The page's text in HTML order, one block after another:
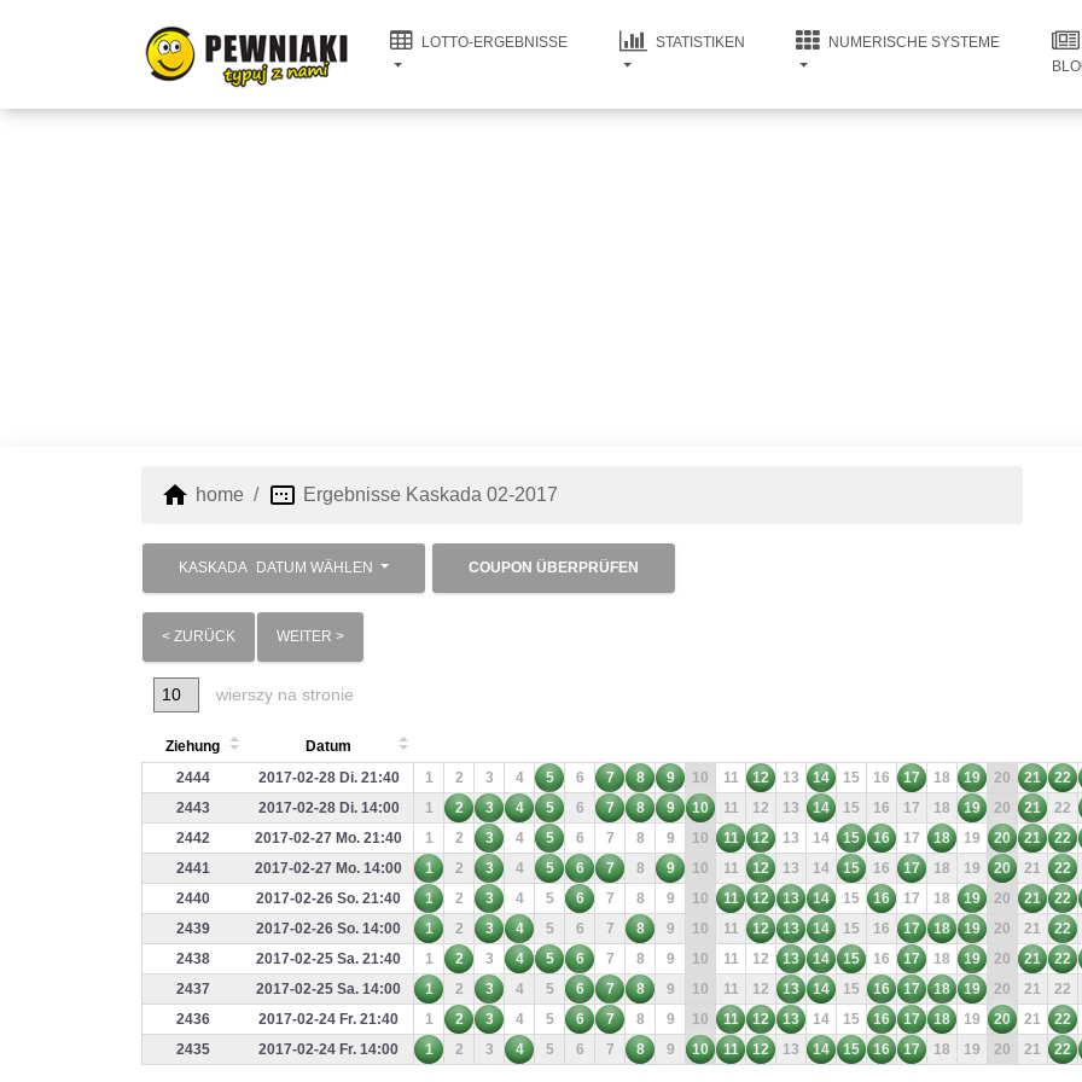
LOTTO-ERGEBNISSE STATISTIKEN
NUMERISCHE SYSTEME
home home image_aspect_ratio Ergebnisse Kaskada 02-2017
KASKADA DATUM WÄHLEN COUPON ÜBERPRÜFEN
< ZURÜCK WEITER >
wierszy na stronie
Ziehung
Datum
2444
2017-02-28 Di. 21:40 1 2 3 4 5 6 7 8 9 10 11 12 13 14 15 16 17 18 19 20 21 22
2443
2017-02-28 Di. 14:00 1 2 3 4 5 6 7 8 9 10 11 12 13 14 15 16 17 18 19 20 21 22
2442
2017-02-27 Mo. 21:40 1 2 3 4 5 6 7 8 9 10 11 12 13 14 15 16 17 18 19 20 21 22
2441
2017-02-27 Mo. 14:00 1 2 3 4 5 6 7 8 9 10 11 12 13 14 15 16 17 18 19 20 21 22
2440
2017-02-26 So. 21:40 1 2 3 4 5 6 7 8 9 10 11 12 13 14 15 16 17 18 19 20 21 22
2439
2017-02-26 So. 14:00 1 2 3 4 5 6 7 8 9 10 11 12 13 14 15 16 17 18 19 20 21 22
2438
2017-02-25 Sa. 21:40 1 2 3 4 5 6 7 8 9 10 11 12 13 14 15 16 17 18 19 20 21 22
2437
2017-02-25 Sa. 14:00 1 2 3 4 5 6 7 8 9 10 11 12 13 14 15 16 17 18 19 20 21 22
2436
2017-02-24 Fr. 21:40 1 2 3 4 5 6 7 8 9 10 11 12 13 14 15 16 17 18 19 20 21 22
2435
2017-02-24 Fr. 14:00 1 2 3 4 5 6 7 8 9 10 11 12 13 14 15 16 17 18 19 20 21 22